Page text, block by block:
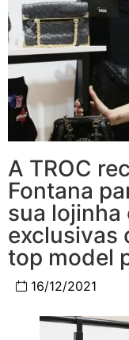
A TROC
Fontana
sua lojinha
exclusivas
top model
16/12/2021